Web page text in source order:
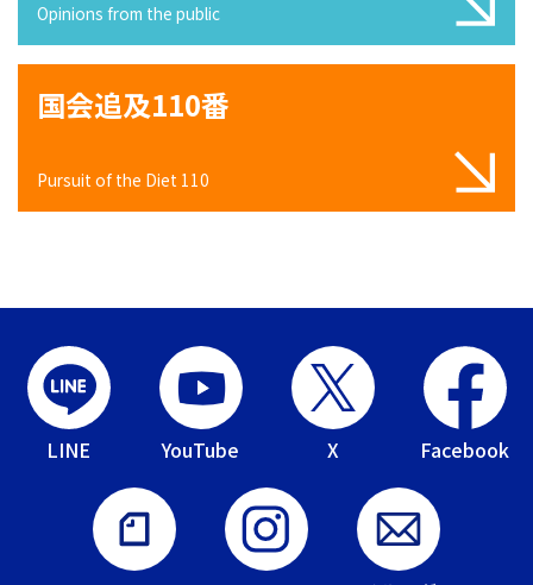
Opinions from the public
国会追及110番
Pursuit of the Diet 110
LINE YouTube X Facebook